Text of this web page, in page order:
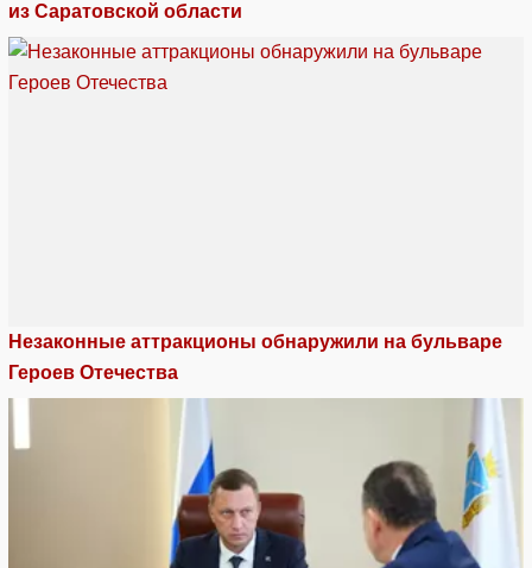
из Саратовской области
Незаконные аттракционы обнаружили на бульваре
Героев Отечества